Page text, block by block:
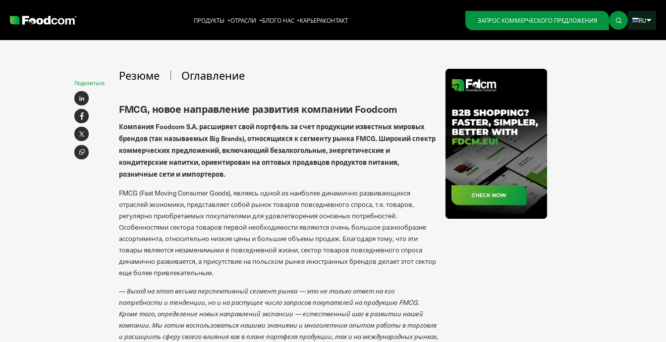
ПРОДУКТЫ ОТРАСЛИ БЛОГО НАС KАРЬЕРАКОНТАКТ ЗАПРОС КОММЕРЧЕСКОГО ПРЕДЛОЖЕНИЯ RU
Поделиться:
Резюме Оглавление
FMCG, новое направление развития компании Foodcom
Компания Foodcom S.A. расширяет свой портфель за счет продукции известных мировых
брендов (так называемых Big Brands), относящихся к сегменту рынка FMCG. Широкий спектр
коммерческих предложений, включающий безалкогольные, энергетические и
кондитерские напитки, ориентирован на оптовых продавцов продуктов питания,
розничные сети и импортеров.
FMCG (Fast Moving Consumer Goods), являясь одной из наиболее динамично развивающихся
отраслей экономики, представляет собой рынок товаров повседневного спроса, т.е. товаров,
регулярно приобретаемых покупателями для удовлетворения основных потребностей.
Особенностями сектора товаров первой необходимости являются очень большое разнообразие
ассортимента, относительно низкие цены и большие объемы продаж. Благодаря тому, что эти
товары являются незаменимыми в повседневной жизни, сектор товаров повседневного спроса
динамично развивается, а присутствие на польском рынке иностранных брендов делает этот сектор
еще более привлекательным.
—Выход на этот весьма перспективный сегмент рынка — это не только ответ на его
потребности и тенденции, но и на растущее число запросов покупателей на продукцию FMCG.
Кроме того, определение новых направлений экспансии — естественный шаг в развитии нашей
компании. Мы хотим воспользоваться нашими знаниями и многолетним опытом работы в торговле
и расширить сферу своего влияния как в плане портфеля продукции, так и на международных рынках,